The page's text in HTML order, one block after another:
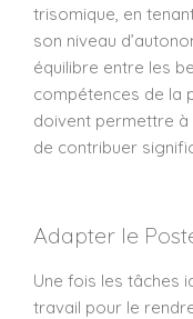
trisomique, en
son niveau
équilibre entre les
compétences de la
doivent permettre à
de contribuer
Adapter le
Une fois les tâches
travail pour le